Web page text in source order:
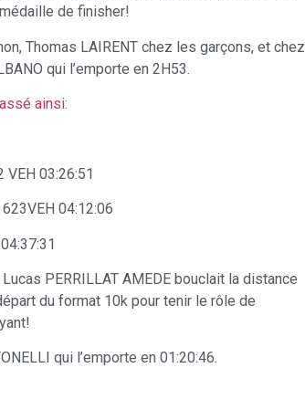
de finisher!
Thomas LAIRENT chez les garçons, et chez
qui l’emporte en 2H53.
ainsi:
03:26:51
04:12:06
PERRILLAT AMEDE bouclait la distance
du format 10k pour tenir le rôle de
qui l’emporte en 01:20:46.